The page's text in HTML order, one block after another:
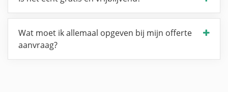
Wat moet ik allemaal opgeven bij mijn offerte
aanvraag?